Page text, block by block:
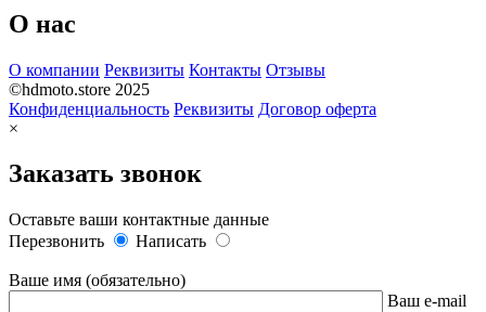
О нас
О компании Реквизиты Контакты Отзывы
©hdmoto.store 2025
Конфиденциальность Реквизиты Договор оферта
×
Заказать звонок
Оставьте ваши контактные данные
Перезвонить
Написать
Ваше имя (обязательно)
Ваш e-mail